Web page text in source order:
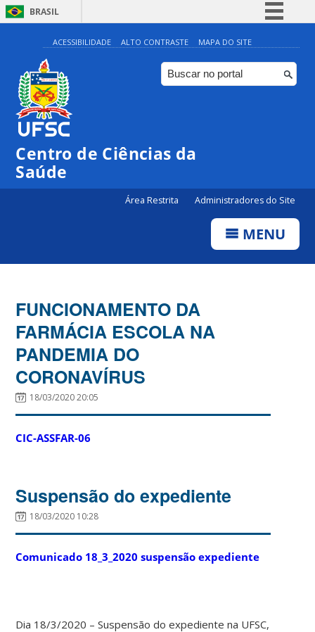
BRASIL
Simplifique!
Comunica BR
Participe
ACESSIBILIDADE ALTO CONTRASTE MAPA DO SITE
Centro de Ciências da
Saúde
Área Restrita Administradores do Site
MENU
FUNCIONAMENTO DA
FARMÁCIA ESCOLA NA
PANDEMIA DO
CORONAVÍRUS
18/03/2020 20:05
CIC-ASSFAR-06
Suspensão do expediente
18/03/2020 10:28
Comunicado 18_3_2020 suspensão expediente
Dia 18/3/2020 – Suspensão do expediente na UFSC,